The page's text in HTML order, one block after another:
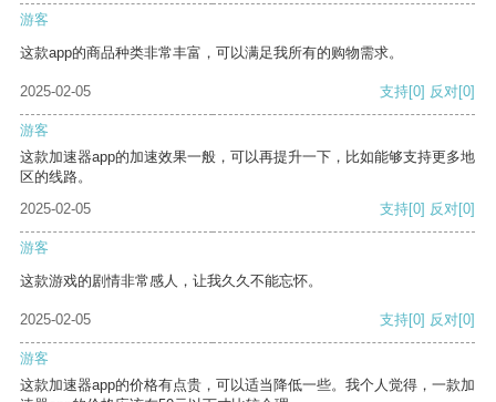
游客
这款app的商品种类非常丰富，可以满足我所有的购物需求。
2025-02-05 支持[0] 反对[0]
游客
这款加速器app的加速效果一般，可以再提升一下，比如能够支持更多地
区的线路。
2025-02-05
支持[0] 反对[0]
游客
这款游戏的剧情非常感人，让我久久不能忘怀。
2025-02-05 支持[0] 反对[0]
游客
这款加速器app的价格有点贵，可以适当降低一些。我个人觉得，一款加